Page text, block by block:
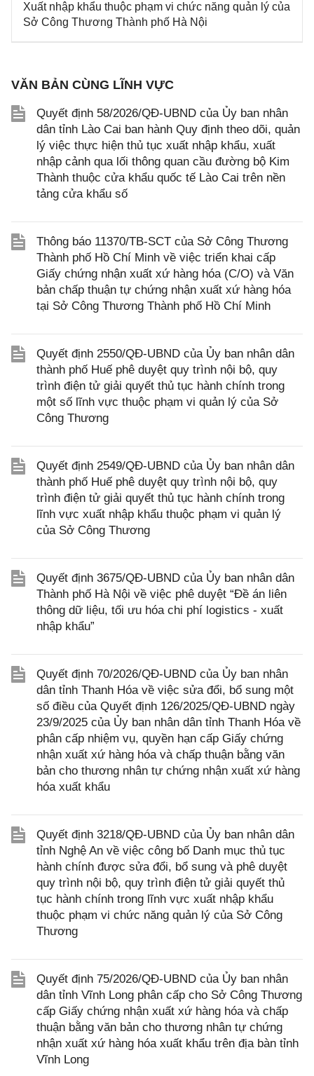
Xuất nhập khẩu thuộc phạm vi chức năng quản lý của
Sở Công Thương Thành phố Hà Nội
VĂN BẢN CÙNG LĨNH VỰC
Quyết định 58/2026/QĐ-UBND của Ủy ban nhân
dân tỉnh Lào Cai ban hành Quy định theo dõi, quản
lý việc thực hiện thủ tục xuất nhập khẩu, xuất
nhập cảnh qua lối thông quan cầu đường bộ Kim
Thành thuộc cửa khẩu quốc tế Lào Cai trên nền
tảng cửa khẩu số
Thông báo 11370/TB-SCT của Sở Công Thương
Thành phố Hồ Chí Minh về việc triển khai cấp
Giấy chứng nhận xuất xứ hàng hóa (C/O) và Văn
bản chấp thuận tự chứng nhận xuất xứ hàng hóa
tại Sở Công Thương Thành phố Hồ Chí Minh
Quyết định 2550/QĐ-UBND của Ủy ban nhân dân
thành phố Huế phê duyệt quy trình nội bộ, quy
trình điện tử giải quyết thủ tục hành chính trong
một số lĩnh vực thuộc phạm vi quản lý của Sở
Công Thương
Quyết định 2549/QĐ-UBND của Ủy ban nhân dân
thành phố Huế phê duyệt quy trình nội bộ, quy
trình điện tử giải quyết thủ tục hành chính trong
lĩnh vực xuất nhập khẩu thuộc phạm vi quản lý
của Sở Công Thương
Quyết định 3675/QĐ-UBND của Ủy ban nhân dân
Thành phố Hà Nội về việc phê duyệt “Đề án liên
thông dữ liệu, tối ưu hóa chi phí logistics - xuất
nhập khẩu”
Quyết định 70/2026/QĐ-UBND của Ủy ban nhân
dân tỉnh Thanh Hóa về việc sửa đổi, bổ sung một
số điều của Quyết định 126/2025/QĐ-UBND ngày
23/9/2025 của Ủy ban nhân dân tỉnh Thanh Hóa về
phân cấp nhiệm vụ, quyền hạn cấp Giấy chứng
nhận xuất xứ hàng hóa và chấp thuận bằng văn
bản cho thương nhân tự chứng nhận xuất xứ hàng
hóa xuất khẩu
Quyết định 3218/QĐ-UBND của Ủy ban nhân dân
tỉnh Nghệ An về việc công bố Danh mục thủ tục
hành chính được sửa đổi, bổ sung và phê duyệt
quy trình nội bộ, quy trình điện tử giải quyết thủ
tục hành chính trong lĩnh vực xuất nhập khẩu
thuộc phạm vi chức năng quản lý của Sở Công
Thương
Quyết định 75/2026/QĐ-UBND của Ủy ban nhân
dân tỉnh Vĩnh Long phân cấp cho Sở Công Thương
cấp Giấy chứng nhận xuất xứ hàng hóa và chấp
thuận bằng văn bản cho thương nhân tự chứng
nhận xuất xứ hàng hóa xuất khẩu trên địa bàn tỉnh
Vĩnh Long